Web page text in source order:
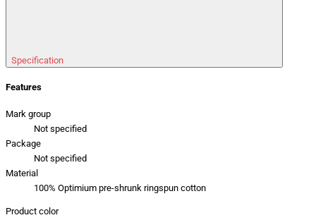
Specification
Features
Mark group
Not specified
Package
Not specified
Material
100% Optimium pre-shrunk ringspun cotton
Product color